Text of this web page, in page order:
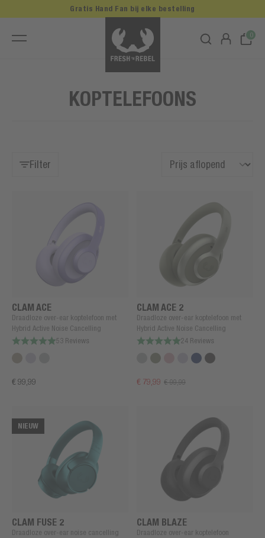
0
Gratis Hand Fan bij elke bestelling
KOPTELEFOONS
Filter
CLAM ACE
Draadloze over-ear koptelefoon met
Hybrid Active Noise Cancelling
53 Reviews
€ 99,99
CLAM ACE 2
Draadloze over-ear koptelefoon met
Hybrid Active Noise Cancelling
24 Reviews
€ 79,99 € 99,99
NIEUW
CLAM FUSE 2
Draadloze over-ear noise cancelling
CLAM BLAZE
Draadloze over-ear koptelefoon